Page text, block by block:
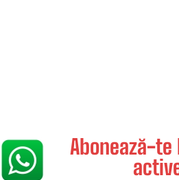
Abonează-te